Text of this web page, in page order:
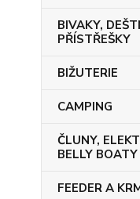
BIVAKY,
PŘÍSTŘEŠKY
BIŽUTERIE
CAMPING
ČLUNY,
BELLY BOATY
FEEDER A